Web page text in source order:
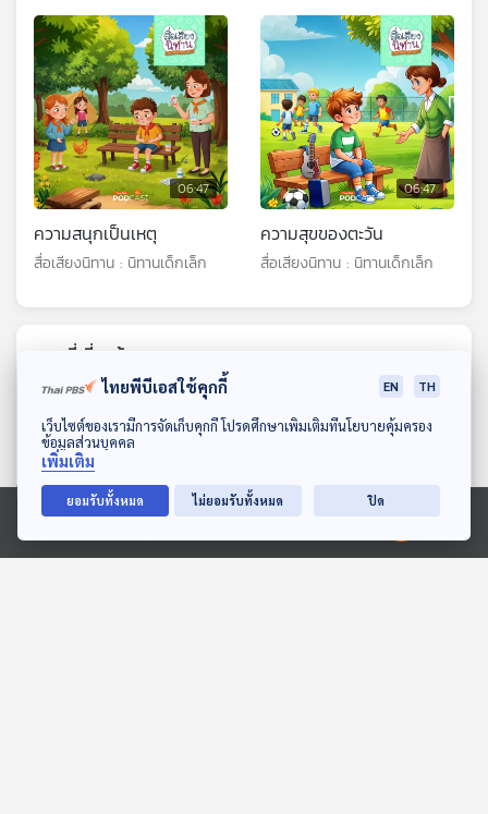
ดาวน์โหลด Thai PBS Podcast Application
Ⓒ 2020 องค์การกระจายเสียงและแพร่ภาพสาธารณะแห่งประเทศไทย
06:47
ความสนุกเป็นเหตุ
สื่อเสียงนิทาน : นิทานเด็กเล็ก
06:47
ความสุขของตะวัน
สื่อเสียงนิทาน : นิทานเด็กเล็ก
ตอนที่เกี่ยวข้อง
ไทยพีบีเอสใช้คุกกี้ EN TH
เว็บไซต์ของเรามีการจัดเก็บคุกกี้ โปรดศึกษาเพิ่มเติมที่นโยบายคุ้มครอง
ข้อมูลส่วนบุคคล
เพิ่มเติม
ยอมรับทั้งหมด ไม่ยอมรับทั้งหมด ปิด